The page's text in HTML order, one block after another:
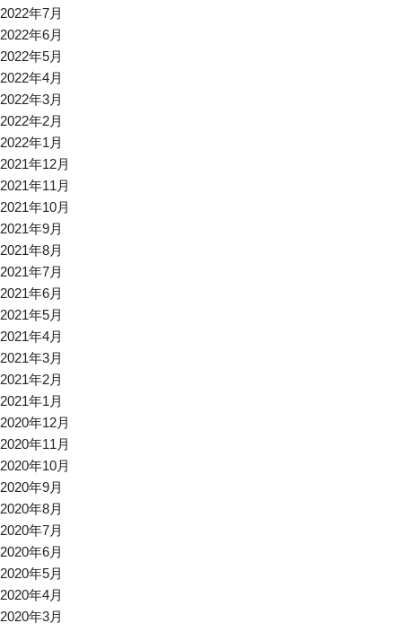
2022年7月
2022年6月
2022年5月
2022年4月
2022年3月
2022年2月
2022年1月
2021年12月
2021年11月
2021年10月
2021年9月
2021年8月
2021年7月
2021年6月
2021年5月
2021年4月
2021年3月
2021年2月
2021年1月
2020年12月
2020年11月
2020年10月
2020年9月
2020年8月
2020年7月
2020年6月
2020年5月
2020年4月
2020年3月